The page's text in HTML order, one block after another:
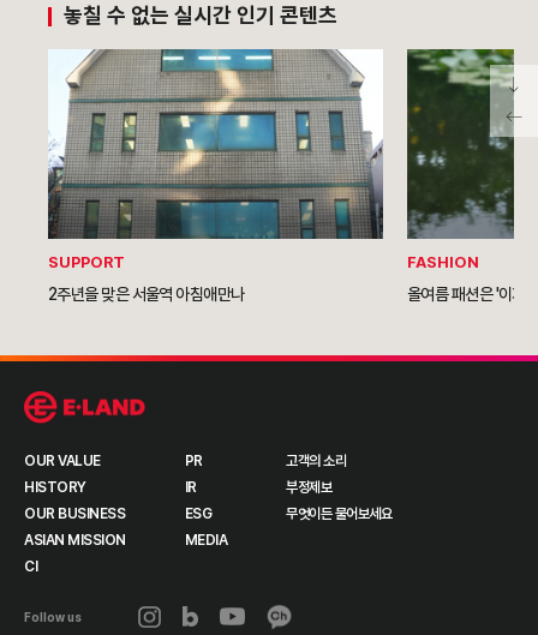
놓칠 수 없는 실시간 인기 콘텐츠
SUPPORT
2주년을 맞은 서울역 아침애만나
FASHION
올여름 패션은 '이지
OUR VALUE
HISTORY
OUR BUSINESS
ASIAN MISSION
CI
PR
IR
ESG
MEDIA
고객의 소리
부정제보
무엇이든 물어보세요
Follow us